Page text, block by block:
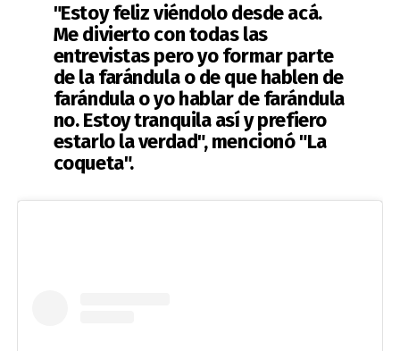
"Estoy feliz viéndolo desde acá.
Me divierto con todas las
entrevistas pero yo formar parte
de la farándula o de que hablen de
farándula o yo hablar de farándula
no. Estoy tranquila así y prefiero
estarlo la verdad", mencionó "La
coqueta".